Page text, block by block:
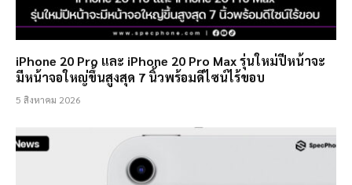
iPhone 20 Pro และ iPhone 20 Pro Max รุ่นใหม่ปีหน้าจะ
มีหน้าจอใหญ่ขึ้นสูงสุด 7 นิ้วพร้อมดีไซน์ไร้ขอบ
5 สิงหาคม 2026